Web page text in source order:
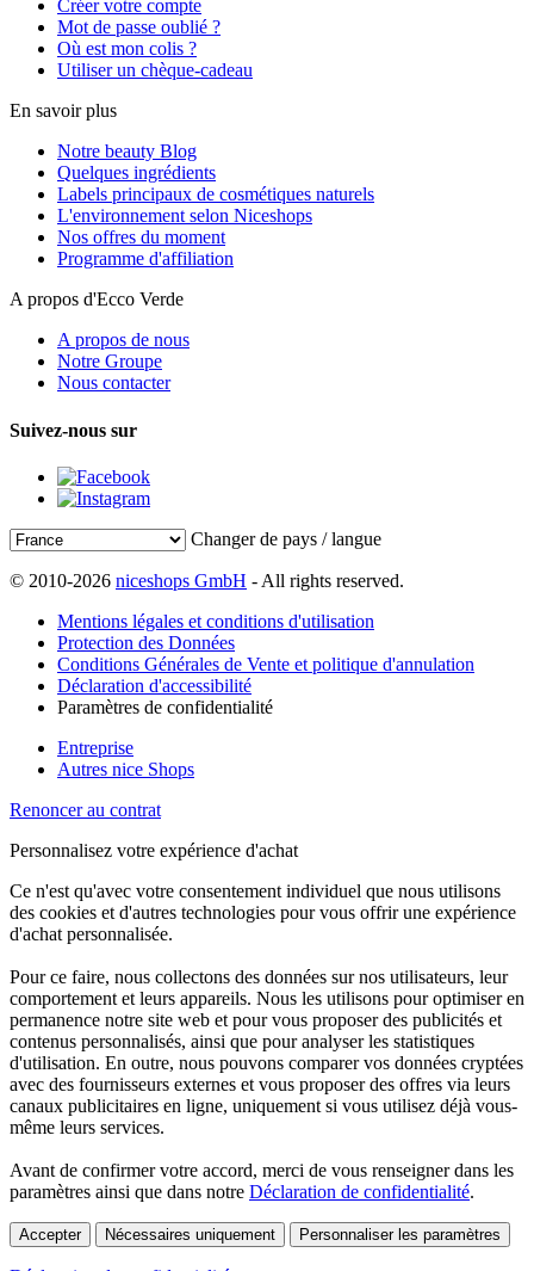
Créer votre compte
Mot de passe oublié ?
Où est mon colis ?
Utiliser un chèque-cadeau
En savoir plus
Notre beauty Blog
Quelques ingrédients
Labels principaux de cosmétiques naturels
L'environnement selon Niceshops
Nos offres du moment
Programme d'affiliation
A propos d'Ecco Verde
A propos de nous
Notre Groupe
Nous contacter
Suivez-nous sur
Changer de pays / langue
© 2010-2026 niceshops GmbH - All rights reserved.
Mentions légales et conditions d'utilisation
Protection des Données
Conditions Générales de Vente et politique d'annulation
Déclaration d'accessibilité
Paramètres de confidentialité
Entreprise
Autres nice Shops
Renoncer au contrat
Personnalisez votre expérience d'achat
Ce n'est qu'avec votre consentement individuel que nous utilisons
des cookies et d'autres technologies pour vous offrir une expérience
d'achat personnalisée.
Pour ce faire, nous collectons des données sur nos utilisateurs, leur
comportement et leurs appareils. Nous les utilisons pour optimiser en
permanence notre site web et pour vous proposer des publicités et
contenus personnalisés, ainsi que pour analyser les statistiques
d'utilisation. En outre, nous pouvons comparer vos données cryptées
avec des fournisseurs externes et vous proposer des offres via leurs
canaux publicitaires en ligne, uniquement si vous utilisez déjà vous-
même leurs services.
Avant de confirmer votre accord, merci de vous renseigner dans les
paramètres ainsi que dans notre Déclaration de confidentialité.
Accepter Nécessaires uniquement Personnaliser les paramètres